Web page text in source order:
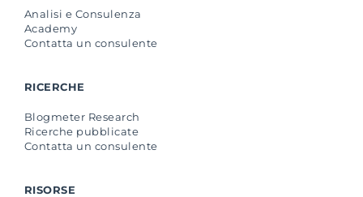
Analisi e Consulenza
Academy
Contatta un consulente
RICERCHE
Blogmeter Research
Ricerche pubblicate
Contatta un consulente
RISORSE